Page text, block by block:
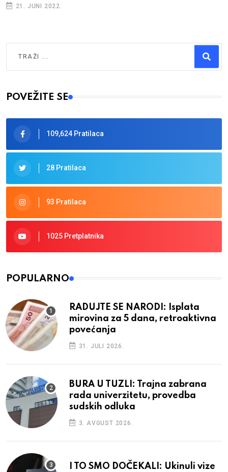
21. JUNI 2022.
Type 2 or more characters for results.
POVEŽITE SE
109,624 Pratilaca
28 Pratilaca
93 Pratilaca
1025 Pretplatnika
POPULARNO
RADUJTE SE NARODI: Isplata
mirovina za 5 dana, retroaktivna
povećanja
31. JULI 2026.
BURA U TUZLI: Trajna zabrana
rada univerzitetu, provedba
sudskih odluka
3. AVGUST 2026.
I TO SMO DOČEKALI: Ukinuli vize